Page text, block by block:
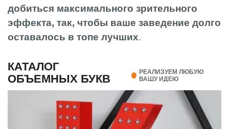
добиться максимального зрительного
эффекта, так, чтобы ваше заведение долго
оставалось в топе лучших.
КАТАЛОГ
ОБЪЕМНЫХ БУКВ
РЕАЛИЗУЕМ ЛЮБУЮ
ВАШУ ИДЕЮ